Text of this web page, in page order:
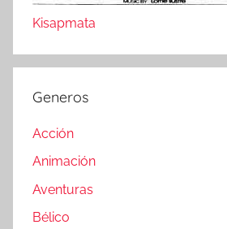
Kisapmata
Generos
Acción
Animación
Aventuras
Bélico